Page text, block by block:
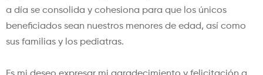
a día se consolida y cohesiona para que los únicos
beneficiados sean nuestros menores de edad, así como
sus familias y los pediatras.